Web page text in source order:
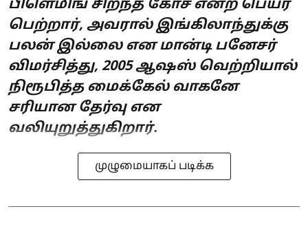
பிளெமிங் சிறந்த கோச் என்ற பெயர்
பெற்றார், அவரால் இங்கிலாந்துக்கு
பலன் இல்லை என மான்டி பனேசர்
விமர்சித்து, 2005 ஆஷஸ் வெற்றியால்
நிரூபித்த மைக்கேல் வாகனே
சரியான தேர்வு என
வலியுறுத்துகிறார்.
முழுமையாகப் படிக்க